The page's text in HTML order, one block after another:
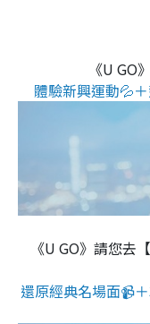
《U GO
體驗新興運動💦
《U GO》請您去
還原經典名場面📹